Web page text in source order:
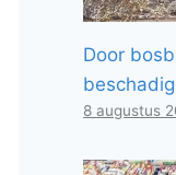
Door
8 augustus